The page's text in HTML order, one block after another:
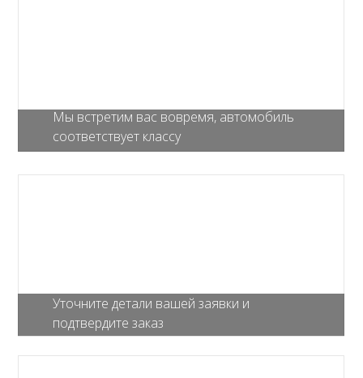
Уточните детали вашей заявки и
подтвердите заказ
Мы встретим вас вовремя, автомобиль
соответствует классу